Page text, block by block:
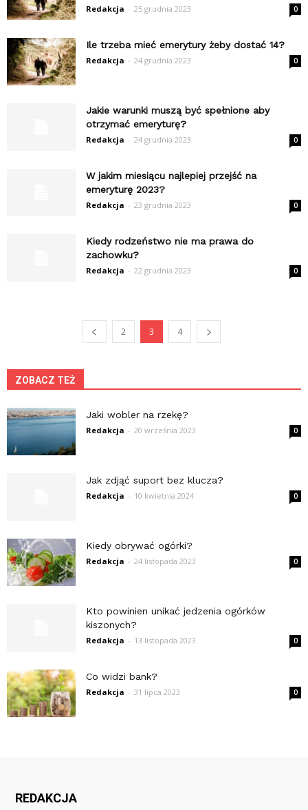
Redakcja - 25 grudnia 2023 0
Ile trzeba mieć emerytury żeby dostać 14?
Redakcja - 24 grudnia 2023 0
Jakie warunki muszą być spełnione aby
otrzymać emeryturę?
Redakcja - 24 grudnia 2023 0
W jakim miesiącu najlepiej przejść na
emeryturę 2023?
Redakcja - 23 grudnia 2023 0
Kiedy rodzeństwo nie ma prawa do
zachowku?
Redakcja - 22 grudnia 2023 0
2 3 4
ZOBACZ TEŻ
Jaki wobler na rzekę?
Redakcja - 20 września 2023 0
Jak zdjąć suport bez klucza?
Redakcja - 10 kwietnia 2024 0
Kiedy obrywać ogórki?
Redakcja - 24 listopada 2023 0
Kto powinien unikać jedzenia ogórków
kiszonych?
Redakcja - 13 listopada 2023 0
Co widzi bank?
Redakcja - 31 lipca 2023 0
REDAKCJA